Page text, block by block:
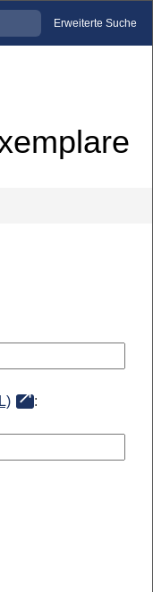
Erweiterte Suche
: